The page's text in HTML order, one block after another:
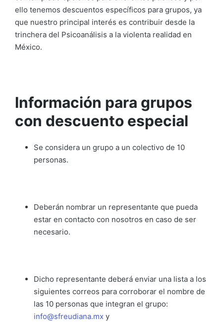
ello tenemos descuentos específicos para grupos, ya
que nuestro principal interés es contribuir desde la
trinchera del Psicoanálisis a la violenta realidad en
México.
Información para grupos
con descuento especial
Se considera un grupo a un colectivo de 10
personas.
Deberán nombrar un representante que pueda
estar en contacto con nosotros en caso de ser
necesario.
Dicho representante deberá enviar una lista a los
siguientes correos para corroborar el nombre de
las 10 personas que integran el grupo:
info@sfreudiana.mxy